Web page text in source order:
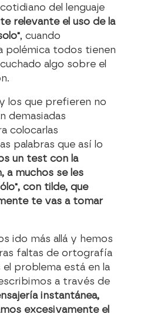
del lenguaje
relevante el uso de la
, cuando
polémica todos tienen
algo sobre el
los que prefieren no
demasiadas
colocarlas
palabras que así lo
un test con la
a muchos se les
con tilde, que
te vas a tomar
ido más allá y hemos
faltas de ortografía
problema está en la
a través de
instantánea,
excesivamente el